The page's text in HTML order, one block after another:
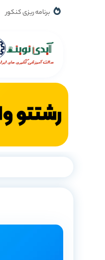
برنامه ریزی کنکور